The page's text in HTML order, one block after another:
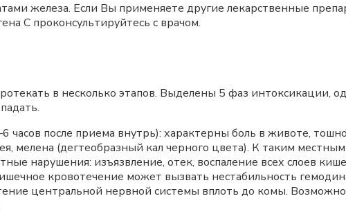
железа. Если Вы применяете другие лекарственные
С проконсультируйтесь с врачом.
в несколько этапов. Выделены 5 фаз интоксикации,
часов после приема внутрь): характерны боль в животе,
мелена (дегтеобразный кал черного цвета). К таким
нарушения: изъязвление, отек, воспаление всех слоев
кровотечение может вызвать нестабильность
центральной нервной системы вплоть до комы.